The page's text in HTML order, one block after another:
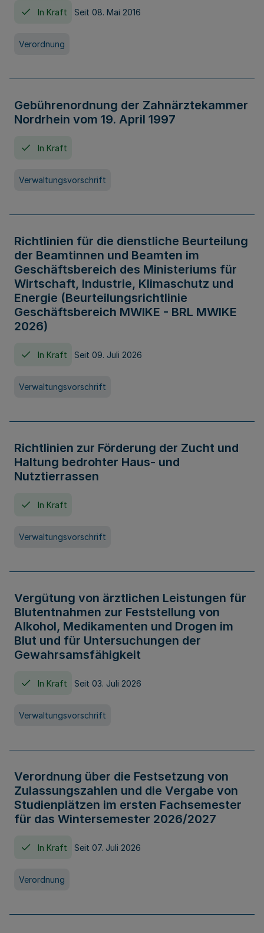
In Kraft Seit 08. Mai 2016
Verordnung
Gebührenordnung der Zahnärztekammer
Nordrhein vom 19. April 1997
In Kraft
Verwaltungsvorschrift
Richtlinien für die dienstliche Beurteilung
der Beamtinnen und Beamten im
Geschäftsbereich des Ministeriums für
Wirtschaft, Industrie, Klimaschutz und
Energie (Beurteilungsrichtlinie
Geschäftsbereich MWIKE - BRL MWIKE
2026)
In Kraft Seit 09. Juli 2026
Verwaltungsvorschrift
Richtlinien zur Förderung der Zucht und
Haltung bedrohter Haus- und
Nutztierrassen
In Kraft
Verwaltungsvorschrift
Vergütung von ärztlichen Leistungen für
Blutentnahmen zur Feststellung von
Alkohol, Medikamenten und Drogen im
Blut und für Untersuchungen der
Gewahrsamsfähigkeit
In Kraft Seit 03. Juli 2026
Verwaltungsvorschrift
Verordnung über die Festsetzung von
Zulassungszahlen und die Vergabe von
Studienplätzen im ersten Fachsemester
für das Wintersemester 2026/2027
In Kraft Seit 07. Juli 2026
Verordnung